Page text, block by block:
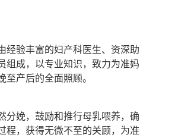
经验丰富的妇产科医生、资深助
组成，以专业知识，致力为准妈
产后的全面照顾。
分娩，鼓励和推行母乳喂养，确
程，获得无微不至的关顾，为准